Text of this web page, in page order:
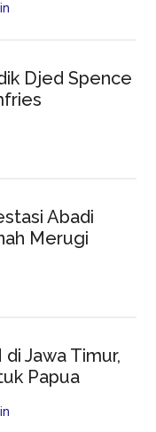
Djed Spence
Abadi
Merugi
Jawa Timur,
Papua